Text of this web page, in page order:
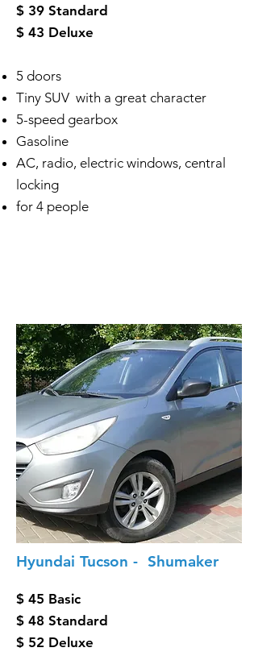
$ 39 Standard
$ 43 Deluxe
5 doors
Tiny SUV with a great character
5-speed gearbox
Gasoline
AC, radio, electric windows, central
locking
for 4 people
Hyundai Tucson - Shumaker
$ 45 Basic
$ 48 Standard
$ 52 Deluxe